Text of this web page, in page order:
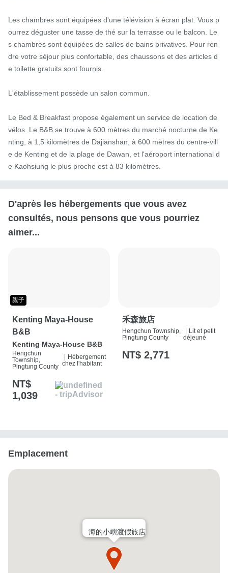
Les chambres sont équipées d'une télévision à écran plat. Vous p
ourrez déguster une tasse de thé sur la terrasse ou le balcon. Le
s chambres sont équipées de salles de bains privatives. Pour ren
dre votre séjour plus confortable, des chaussons et des articles d
e toilette gratuits sont fournis.
L'établissement possède un salon commun.
Le Bed & Breakfast propose également un service de location de
vélos. Le B&B se trouve à 600 mètres du marché nocturne de Ke
nting, à 1,5 kilomètres de Dajianshan, à 600 mètres du centre-vill
e de Kenting et de la plage de Dawan, et l'aéroport international d
e Kaohsiung le plus proche est à 83 kilomètres.
D'après les hébergements que vous avez
consultés, nous pensons que vous pourriez
aimer...
親子
Kenting Maya-House
B&B
Kenting Maya-House B&B
Hengchun
Township,
Pingtung County
| Hébergement
chez l'habitant
NT$
1,039
禾森旅店
Hengchun Township,
Pingtung County
Lit et petit
déjeuné
NT$ 2,771
Emplacement
海的小嶼渡假旅店